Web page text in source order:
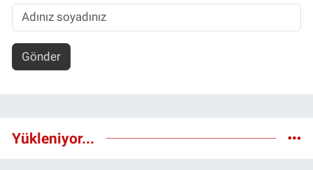
Gönder
Yükleniyor...